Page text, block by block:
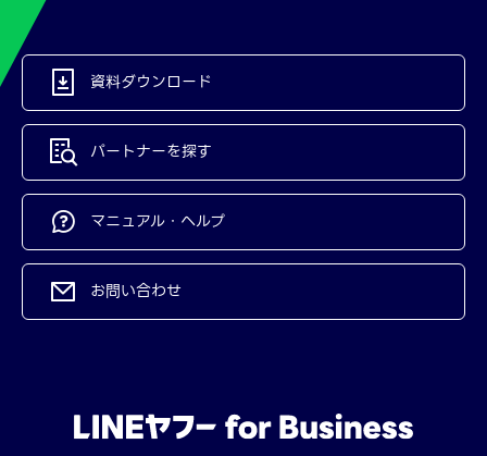
資料ダウンロード
パートナーを探す
マニュアル・ヘルプ
お問い合わせ